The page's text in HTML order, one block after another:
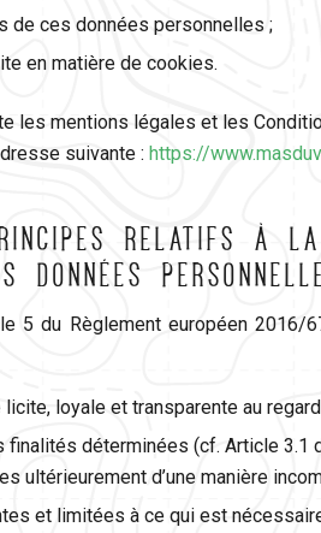
de ces données personnelles ;
en matière de cookies.
les mentions légales et les
suivante : https://
RELATIFS À
DONNÉES
5 du Règlement européen 2016/
loyale et transparente au
finalités déterminées (cf. Article
ultérieurement d’une manière
et limitées à ce qui est